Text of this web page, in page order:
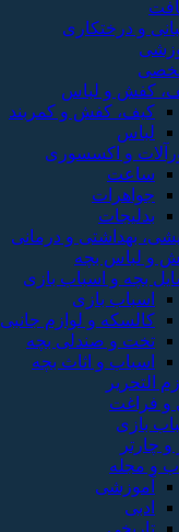
و درختکاری
کفش و لباس
کیف، کفش و کمربند
لباس
و اکسسوری
ساعت
جواهرات
بدلیجات
بهداشتی و درمانی
و لباس بچه
بچه و اسباب بازی
اسباب بازی
کالسکه و لوازم جانبی
تخت و صندلی بچه
اسباب و اثاث بچه
التحریر
فراغت
بازی
و چارتر
و مجله
آموزشی
ادبی